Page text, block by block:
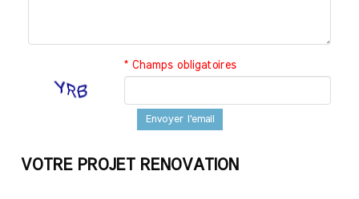
* Champs obligatoires
Envoyer l'email
VOTRE PROJET RENOVATION